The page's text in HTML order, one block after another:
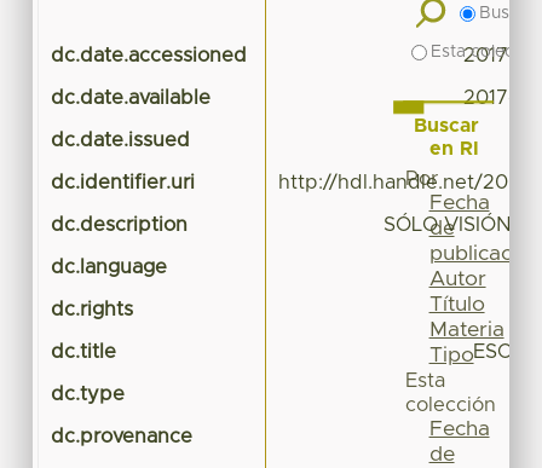
dc.date.accessioned 2017-
dc.date.available 2017-
dc.date.issued
dc.identifier.uri http://hdl.handle.net/
dc.description SÓLO VISIÓN
dc.language
dc.rights
dc.title
dc.type
dc.provenance
Buscar
Esta
Buscar
en RI
Por
Fecha
de
publicación
Autor
Título
Materia
Tipo
Esta
colección
Fecha
de